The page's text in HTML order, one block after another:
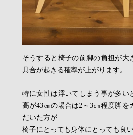
そうすると椅子の前脚の負担が大
具合が起きる確率が上がります。
特に女性は浮いてしまう事が多い
高が43㎝の場合は2～3㎝程度脚を
だいた方が
椅子にとっても身体にとっても良い